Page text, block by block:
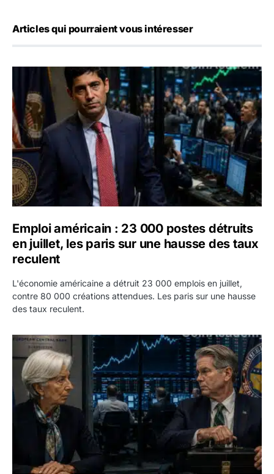
Articles qui pourraient vous intéresser
Emploi américain : 23 000 postes détruits en juillet, les
Emploi américain : 23 000 postes détruits
en juillet, les paris sur une hausse des taux
reculent
L'économie américaine a détruit 23 000 emplois en juillet,
contre 80 000 créations attendues. Les paris sur une hausse
des taux reculent.
Yen : Washington a vendu des euros sans prévenir la